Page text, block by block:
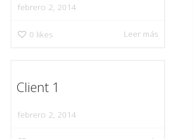
febrero 2, 2014
0 likes Leer más
Client 1
febrero 2, 2014